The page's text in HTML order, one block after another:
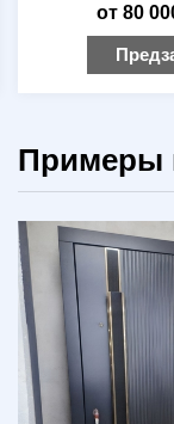
от 80
Примеры